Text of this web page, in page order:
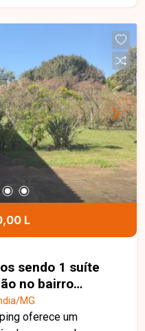
L
sendo 1 suíte
no bairro
MG
MG
oferece um